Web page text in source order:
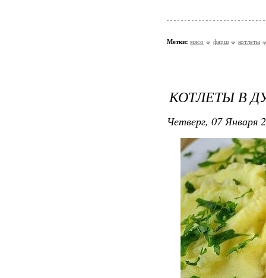
Метки: мясо фарш котлеты
КОТЛЕТЫ В
Четверг, 07 Января